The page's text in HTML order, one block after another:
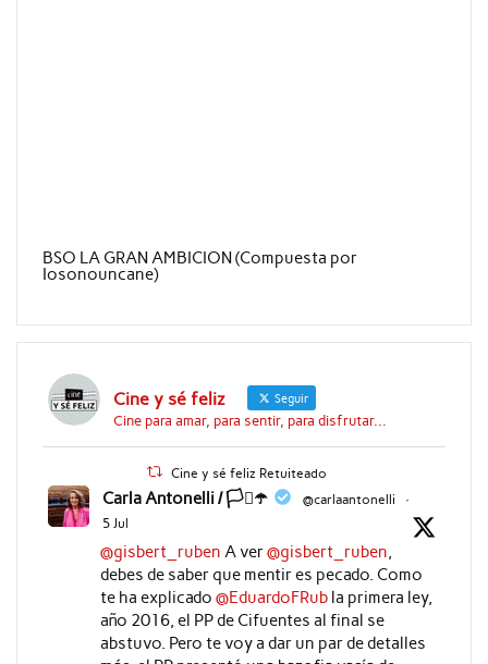
BSO LA GRAN AMBICION (Compuesta por
Iosonouncane)
Cine y sé feliz Seguir
Cine para amar, para sentir, para disfrutar...
Cine y sé feliz Retuiteado
Carla Antonelli / 🏳️‍⚧️☂️ @carlaantonelli
·
5 Jul
@gisbert_ruben A ver@gisbert_ruben
debes de saber que mentir es pecado. Como
te ha explicado @EduardoFRubla primera ley,
año 2016, el PP de Cifuentes al final se
abstuvo. Pero te voy a dar un par de detalles